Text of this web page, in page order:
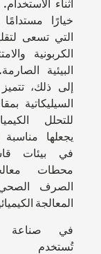
أثناء
خيارًا
التي تسعى
الكربونية
البيئية
إلى ذلك،
السيليكاتية
للتحلل
يجعلها مناسبة
في بيئات
محطات
الصرف
المعالجة
في صناعة
تُستخدم